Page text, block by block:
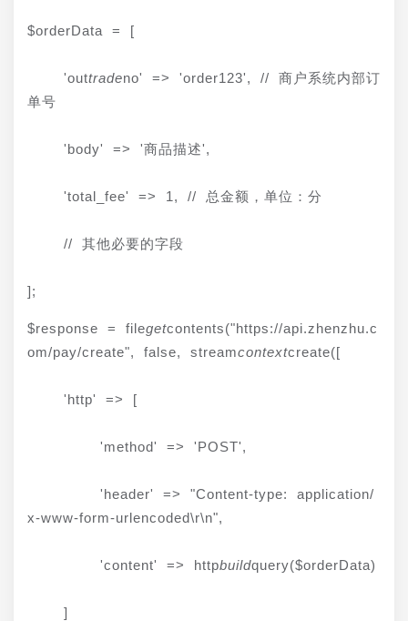
$orderData = [
    'out
tradeno' => 'order123', // 商户系统内部订
单号
    'body' => '商品描述',
    'total_fee' => 1, // 总金额，单位：分
    // 其他必要的字段
];
$response = filegetcontents("https://api.zhenzhu.c
om/pay/create", false, streamcontextcreate([
    'http' => [
        'method' => 'POST',
x-www-form-urlencoded\r\n",
        'content' => http
buildquery($orderData)
    ]